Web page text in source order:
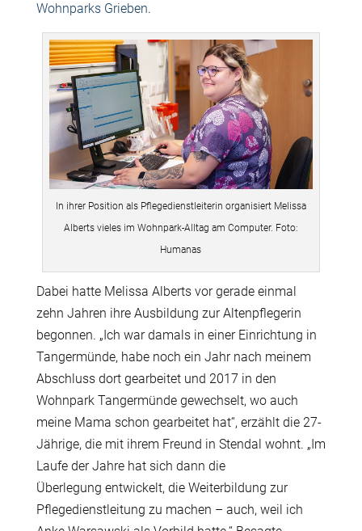
Wohnparks Grieben.
In ihrer Position als Pflegedienstleiterin organisiert Melissa
Alberts vieles im Wohnpark-Alltag am Computer. Foto:
Humanas
Dabei hatte Melissa Alberts vor gerade einmal
zehn Jahren ihre Ausbildung zur Altenpflegerin
begonnen. „Ich war damals in einer Einrichtung in
Tangermünde, habe noch ein Jahr nach meinem
Abschluss dort gearbeitet und 2017 in den
Wohnpark Tangermünde gewechselt, wo auch
meine Mama schon gearbeitet hat“, erzählt die 27-
Jährige, die mit ihrem Freund in Stendal wohnt. „Im
Laufe der Jahre hat sich dann die
Überlegung entwickelt, die Weiterbildung zur
Pflegedienstleitung zu machen – auch, weil ich